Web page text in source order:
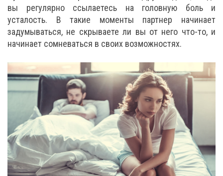
вы регулярно ссылаетесь на головную боль и
усталость. В такие моменты партнер начинает
задумываться, не скрываете ли вы от него что-то, и
начинает сомневаться в своих возможностях.